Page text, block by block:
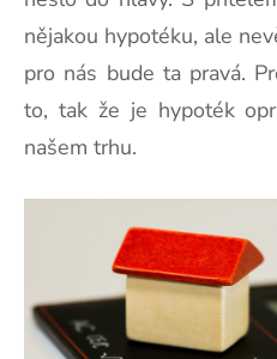
nějakou hypotéku, ale
pro nás bude ta pravá.
to, tak že je hypoték
našem trhu.